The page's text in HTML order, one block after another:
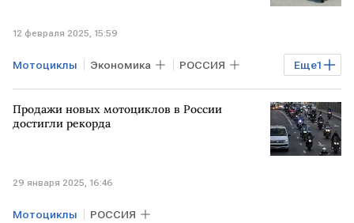
12 февраля 2025, 15:59
Еще1
Мотоциклы Экономика РОССИЯ
Рынок
Продажи новых мотоциклов в России
достигли рекорда
29 января 2025, 16:46
Мотоциклы РОССИЯ